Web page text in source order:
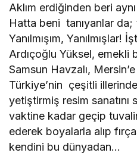
Aklım erdiğinden beri
Hatta beni tanıyanlar da;
Yanılmışım, Yanılmışlar!
Ardıçoğlu Yüksel, emekli
Samsun Havzalı,
Türkiye’nin çeşitli
yetiştirmiş resim
vaktine kadar geçip
ederek boyalarla alıp
kendini bu dünyadan…